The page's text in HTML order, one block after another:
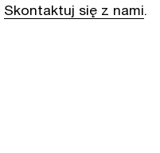
Skontaktuj się z nami.